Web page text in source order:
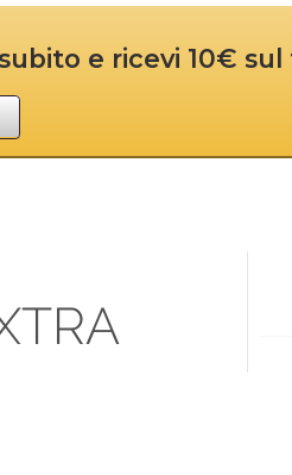
e ricevi 10€